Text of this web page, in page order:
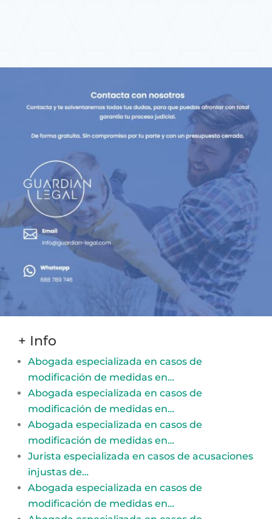
+ Info
Abogada especializada en casos de
modificación de medidas en…
Abogada especializada en casos de
modificación de medidas en…
Abogada especializada en casos de
modificación de medidas en…
Jurista especializada en casos de acusaciones
injustas de…
Abogada especializada en casos de
modificación de medidas en…